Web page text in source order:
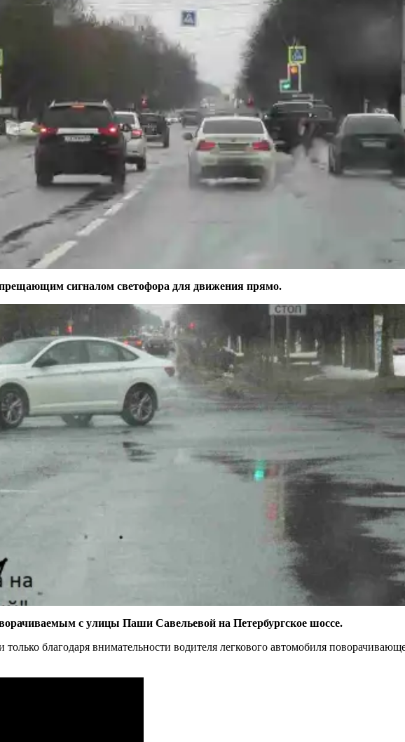
сигналом светофора для движения прямо.
с улицы Паши Савельевой на Петербургское шоссе.
благодаря внимательности водителя легкового автомобиля